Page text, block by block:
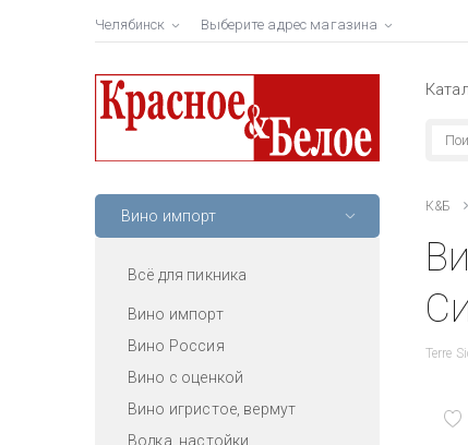
Челябинск Выберите адрес магазина
Вино импорт
Всё для пикника
Вино импорт
Вино Россия
Вино с оценкой
Вино игристое, вермут
Водка, настойки
К&Б
Terre